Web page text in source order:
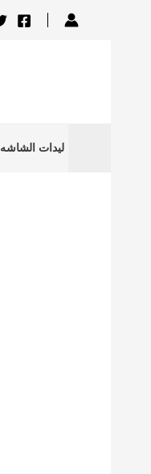
ليدات الشاشه